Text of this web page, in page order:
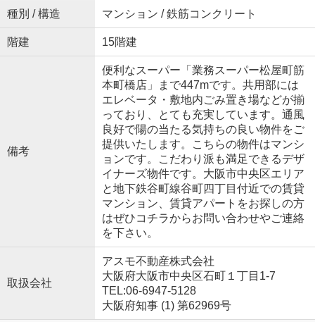
種別 / 構造 マンション / 鉄筋コンクリート
階建 15階建
備考
便利なスーパー「業務スーパー松屋町筋
本町橋店」まで447mです。共用部には
エレベータ・敷地内ごみ置き場などが揃
っており、とても充実しています。通風
良好で陽の当たる気持ちの良い物件をご
提供いたします。こちらの物件はマンシ
ョンです。こだわり派も満足できるデザ
イナーズ物件です。大阪市中央区エリア
と地下鉄谷町線谷町四丁目付近での賃貸
マンション、賃貸アパートをお探しの方
はぜひコチラからお問い合わせやご連絡
を下さい。
取扱会社
アスモ不動産株式会社
大阪府大阪市中央区石町１丁目1-7
TEL:06-6947-5128
大阪府知事 (1) 第62969号